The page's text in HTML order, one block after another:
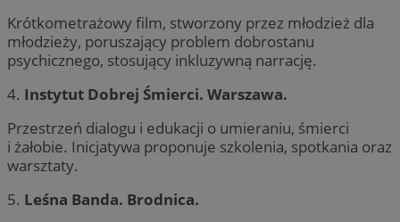
Krótkometrażowy film, stworzony przez młodzież dla
młodzieży, poruszający problem dobrostanu
psychicznego, stosujący inkluzywną narrację.
4. Instytut Dobrej Śmierci. Warszawa.
Przestrzeń dialogu i edukacji o umieraniu, śmierci
i żałobie. Inicjatywa proponuje szkolenia, spotkania oraz
warsztaty.
5. Leśna Banda. Brodnica.